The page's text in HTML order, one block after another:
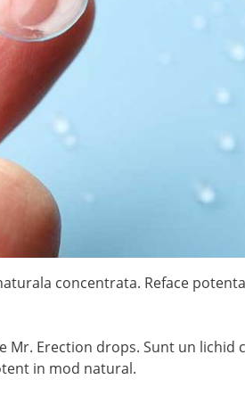
concentrata. Reface
Erection drops. Sunt un lichid
in mod natural.